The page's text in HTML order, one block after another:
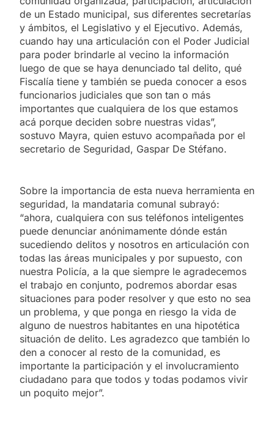
de un Estado municipal, sus diferentes secretarías
y ámbitos, el Legislativo y el Ejecutivo. Además,
cuando hay una articulación con el Poder Judicial
para poder brindarle al vecino la información
luego de que se haya denunciado tal delito, qué
Fiscalía tiene y también se pueda conocer a esos
funcionarios judiciales que son tan o más
importantes que cualquiera de los que estamos
acá porque deciden sobre nuestras vidas”,
sostuvo Mayra, quien estuvo acompañada por el
secretario de Seguridad, Gaspar De Stéfano.
Sobre la importancia de esta nueva herramienta en
seguridad, la mandataria comunal subrayó:
“ahora, cualquiera con sus teléfonos inteligentes
puede denunciar anónimamente dónde están
sucediendo delitos y nosotros en articulación con
todas las áreas municipales y por supuesto, con
nuestra Policía, a la que siempre le agradecemos
el trabajo en conjunto, podremos abordar esas
situaciones para poder resolver y que esto no sea
un problema, y que ponga en riesgo la vida de
alguno de nuestros habitantes en una hipotética
situación de delito. Les agradezco que también lo
den a conocer al resto de la comunidad, es
importante la participación y el involucramiento
ciudadano para que todos y todas podamos vivir
un poquito mejor”.